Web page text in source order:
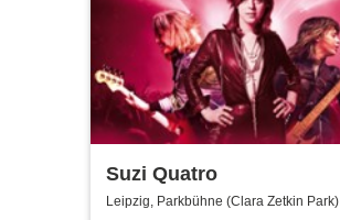
Suzi Quatro
Leipzig, Parkbühne (Clara Zetkin Park)